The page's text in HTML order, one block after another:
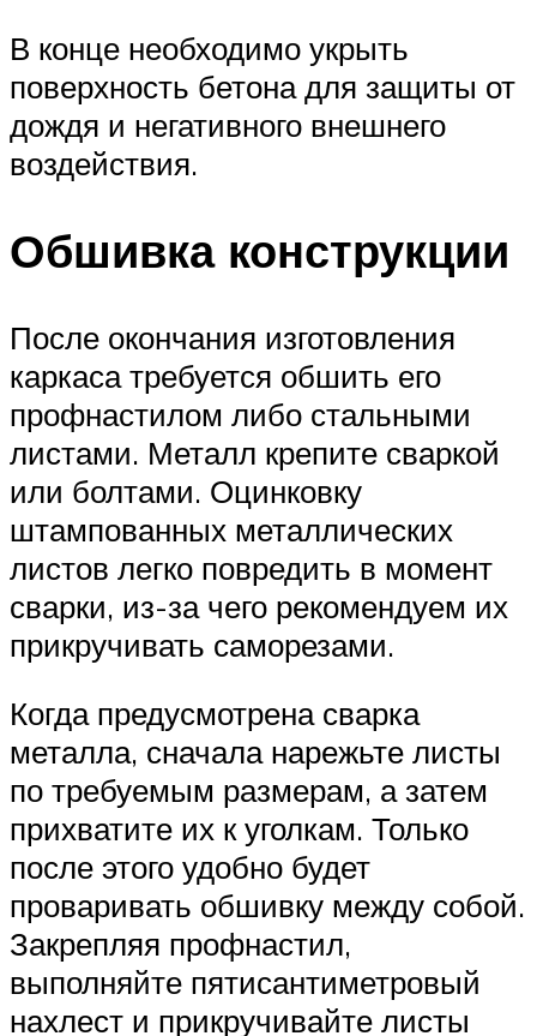
В конце необходимо укрыть
поверхность бетона для защиты от
дождя и негативного внешнего
воздействия.
Обшивка конструкции
После окончания изготовления
каркаса требуется обшить его
профнастилом либо стальными
листами. Металл крепите сваркой
или болтами. Оцинковку
штампованных металлических
листов легко повредить в момент
сварки, из-за чего рекомендуем их
прикручивать саморезами.
Когда предусмотрена сварка
металла, сначала нарежьте листы
по требуемым размерам, а затем
прихватите их к уголкам. Только
после этого удобно будет
проваривать обшивку между собой.
Закрепляя профнастил,
выполняйте пятисантиметровый
нахлест и прикручивайте листы